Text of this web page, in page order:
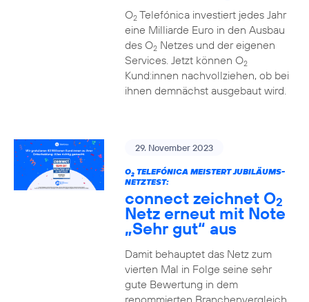
O2Telefónica investiert jedes Jahr
eine Milliarde Euro in den Ausbau
des O2Netzes und der eigenen
Services. Jetzt können O2
Kund:innen nachvollziehen, ob bei
ihnen demnächst ausgebaut wird.
29. November 2023
O2TELEFÓNICA MEISTERT JUBILÄUMS-
NETZTEST:
connect zeichnet O2
Netz erneut mit Note
„Sehr gut“ aus
Damit behauptet das Netz zum
vierten Mal in Folge seine sehr
gute Bewertung in dem
renommierten Branchenvergleich.